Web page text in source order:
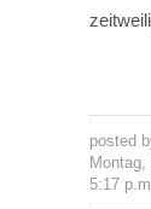
posted
5:17